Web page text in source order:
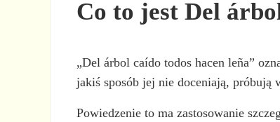
Co to jest Del
„Del árbol caído todos hacen leña”
jakiś sposób jej nie doceniają, próbują
Powiedzenie to ma zastosowanie